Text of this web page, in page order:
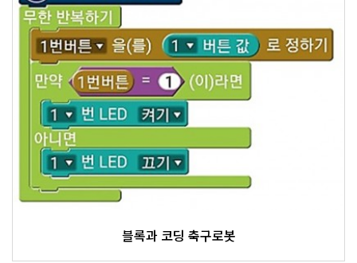
블록과 코딩 축구로봇